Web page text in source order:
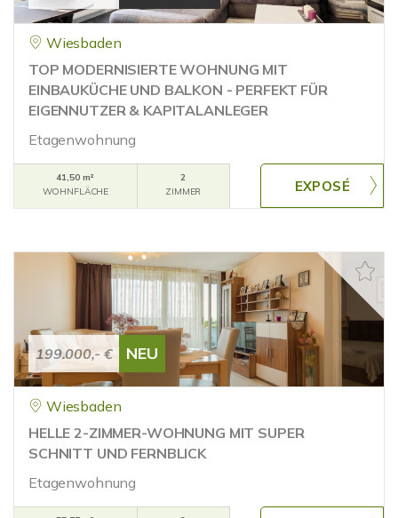
Wiesbaden
TOP MODERNISIERTE WOHNUNG MIT
EINBAUKÜCHE UND BALKON - PERFEKT FÜR
EIGENNUTZER & KAPITALANLEGER
Etagenwohnung
41,50 m²
WOHNFLÄCHE
2
ZIMMER
199.000,- € NEU
Wiesbaden
HELLE 2-ZIMMER-WOHNUNG MIT SUPER
SCHNITT UND FERNBLICK
Etagenwohnung